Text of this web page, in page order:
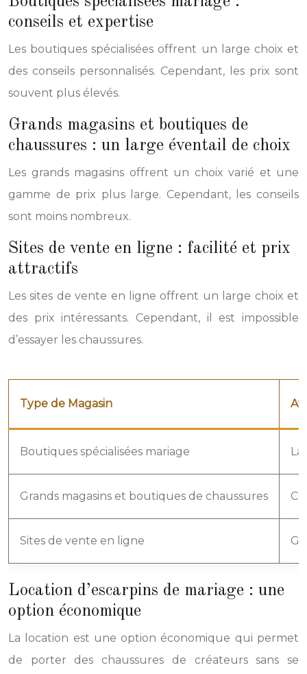
conseils et expertise
Les boutiques spécialisées offrent un large choix et
des conseils personnalisés. Cependant, les prix sont
souvent plus élevés.
Grands magasins et boutiques de
chaussures : un large éventail de choix
Les grands magasins offrent un choix varié et une
gamme de prix plus large. Cependant, les conseils
sont moins nombreux.
Sites de vente en ligne : facilité et prix
attractifs
Les sites de vente en ligne offrent un large choix et
des prix intéressants. Cependant, il est impossible
d’essayer les chaussures.
Type de Magasin
Boutiques spécialisées mariage
Grands magasins et boutiques de chaussures
Sites de vente en ligne
Location d’escarpins de mariage : une
option économique
La location est une option économique qui permet
de porter des chaussures de créateurs sans se